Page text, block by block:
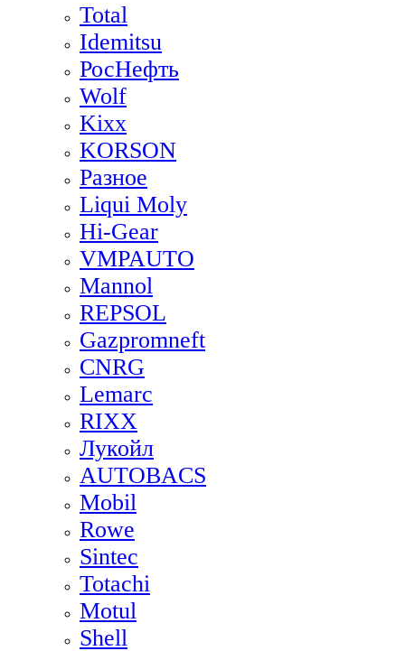
Total
Idemitsu
РосНефть
Wolf
Kixx
KORSON
Разное
Liqui Moly
Hi-Gear
VMPAUTO
Mannol
REPSOL
Gazpromneft
CNRG
Lemarc
RIXX
Лукойл
AUTOBACS
Mobil
Rowe
Sintec
Totachi
Motul
Shell